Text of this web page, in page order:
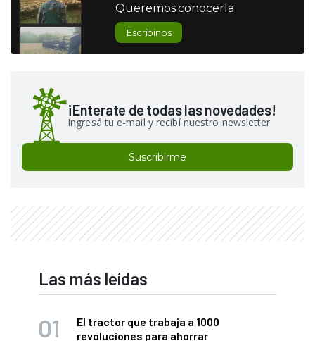
Queremos conocerla
Escribinos
¡Enterate de todas las novedades!
Ingresá tu e-mail y recibí nuestro newsletter
Suscribirme
Las más leídas
El tractor que trabaja a 1000
revoluciones para ahorrar